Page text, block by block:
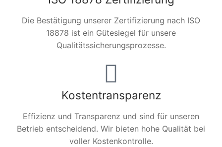
Die Bestätigung unserer Zertifizierung nach ISO
18878 ist ein Gütesiegel für unsere
Qualitätssicherungsprozesse.
Kostentransparenz
Effizienz und Transparenz und sind für unseren
Betrieb entscheidend. Wir bieten hohe Qualität bei
voller Kostenkontrolle.